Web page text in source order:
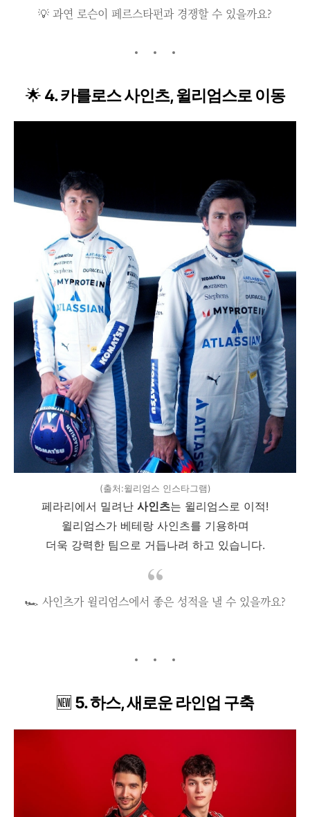
💡 과연 로슨이 페르스타펀과 경쟁할 수 있을까요?
🌟 4. 카를로스 사인츠, 윌리엄스로 이동
(출처:윌리엄스 인스타그램)
페라리에서 밀려난 사인츠는 윌리엄스로 이적!
윌리엄스가 베테랑 사인츠를 기용하며
더욱 강력한 팀으로 거듭나려 하고 있습니다.
🏎️ 사인츠가 윌리엄스에서 좋은 성적을 낼 수 있을까요?
🆕 5. 하스, 새로운 라인업 구축